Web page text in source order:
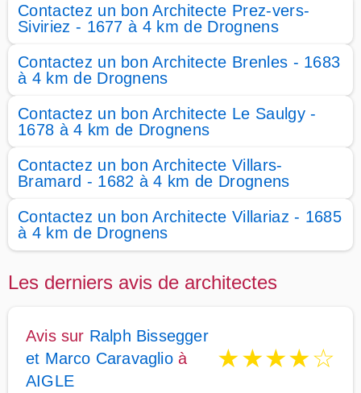
Contactez un bon Architecte Prez-vers-
Siviriez - 1677 à 4 km de Drognens
Contactez un bon Architecte Brenles - 1683
à 4 km de Drognens
Contactez un bon Architecte Le Saulgy -
1678 à 4 km de Drognens
Contactez un bon Architecte Villars-
Bramard - 1682 à 4 km de Drognens
Contactez un bon Architecte Villariaz - 1685
à 4 km de Drognens
Les derniers avis de architectes
Avis sur Ralph Bissegger
et Marco Caravaglioà
AIGLE
★★★★☆